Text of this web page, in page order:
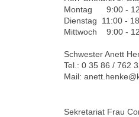
Montag 9:00 -
Dienstag 11:00 -
Mittwoch 9:00 -
Schwester Anett
Tel.: 0 35 86 / 762
Mail:
Sekretariat Frau